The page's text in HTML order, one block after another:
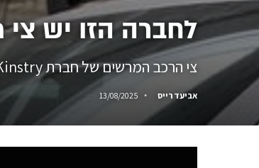
לחברה הזו יש
צי הרכב המרשים של חברת McKinstry האמריקנית מונה לא פחות מ-100 יחידות של שברולט סילברדו החשמלי, חלקם עם תוספות בהתאמה אישית.
אביעד רייס 13/08/2025